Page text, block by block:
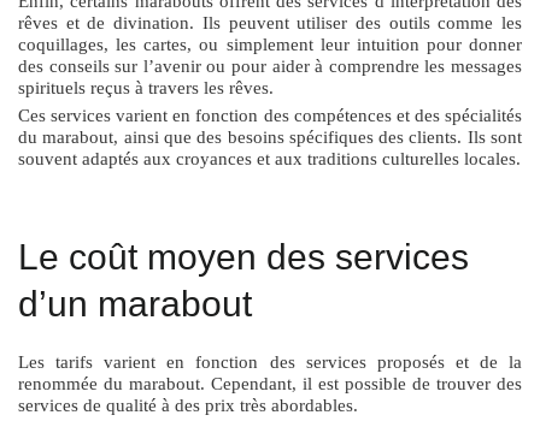
rêves et de divination. Ils peuvent utiliser des outils comme les
coquillages, les cartes, ou simplement leur intuition pour donner
des conseils sur l’avenir ou pour aider à comprendre les messages
spirituels reçus à travers les rêves.
Ces services varient en fonction des compétences et des spécialités
du marabout, ainsi que des besoins spécifiques des clients. Ils sont
souvent adaptés aux croyances et aux traditions culturelles locales.
Le coût moyen des services
d’un marabout
Les tarifs varient en fonction des services proposés et de la
renommée du marabout. Cependant, il est possible de trouver des
services de qualité à des prix très abordables.